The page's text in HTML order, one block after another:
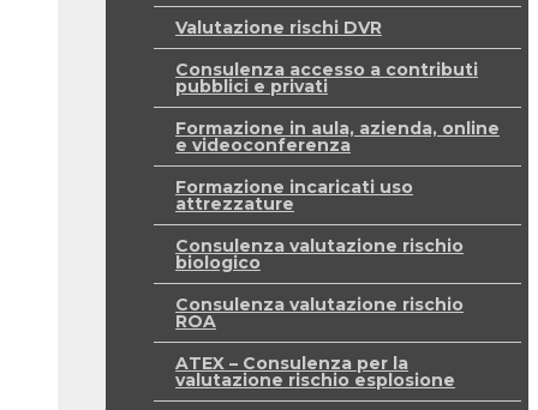
Valutazione rischi DVR
Consulenza accesso a contributi
pubblici e privati
Formazione in aula, azienda, online
e videoconferenza
Formazione incaricati uso
attrezzature
Consulenza valutazione rischio
biologico
Consulenza valutazione rischio
ROA
ATEX – Consulenza per la
valutazione rischio esplosione